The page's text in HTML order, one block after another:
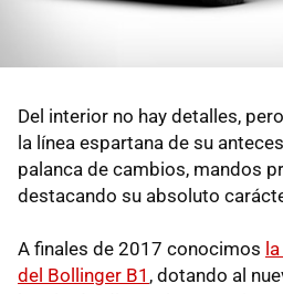
Del interior no hay detalles,
la línea espartana de su
palanca de cambios, mandos
destacando su absoluto
A finales de 2017 conocimos
del Bollinger B1 , dotando al